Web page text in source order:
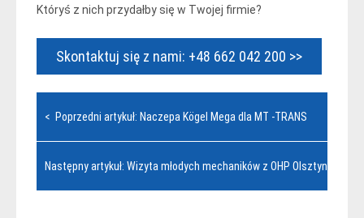
Któryś z nich przydałby się w Twojej firmie?
Skontaktuj się z nami: +48 662 042 200 >>
Nawigacja
< Poprzedni artykuł: Naczepa Kögel Mega dla MT -TRANS
Następny artykuł: Wizyta młodych mechaników z OHP Olsztyn >